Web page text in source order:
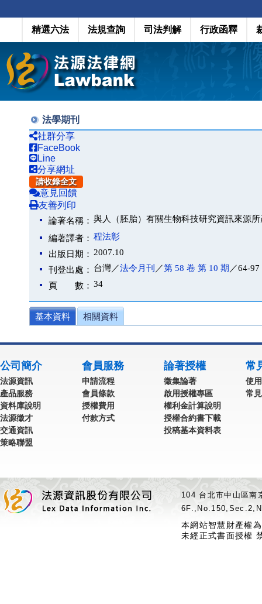
精選六法 法規查詢 司法判解 行政函釋
法學期刊
社群分享
FaceBook
Line
分享網址
請收錄全文
意見回饋
友善列印
論著名稱： 與人（胚胎）有關生物科技研究資訊來源
編著譯者： 程法彰
出版日期： 2007.10
刊登出處： 台灣／法令月刊 ／第 58 卷 第 10 期 ／64-97
頁 數： 34
基本資料 相關資料
公司簡介
法源資訊
產品服務
資料庫說明
法源徵才
交通資訊
策略聯盟
會員服務
申請流程
會員條款
授權費用
付款方式
論著授權
徵集論著
啟用授權專區
權利金計算說明
授權合約書下載
投稿基本資料表
常
使
常
104 台北市中山區
本網站智慧財產權
未經正式書面授權